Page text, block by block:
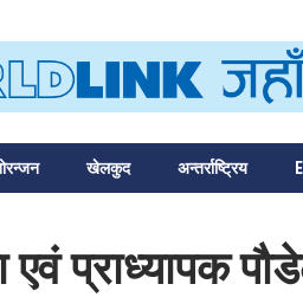
खेलकुद अन्तर्राष्ट्रिय
प्राध्यापक